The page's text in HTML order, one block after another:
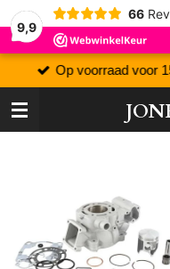
9,9
66
Op voorraad voor